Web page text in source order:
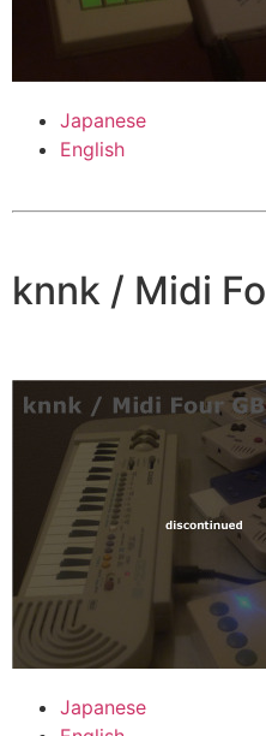
Japanese
English
knnk / Midi
Japanese